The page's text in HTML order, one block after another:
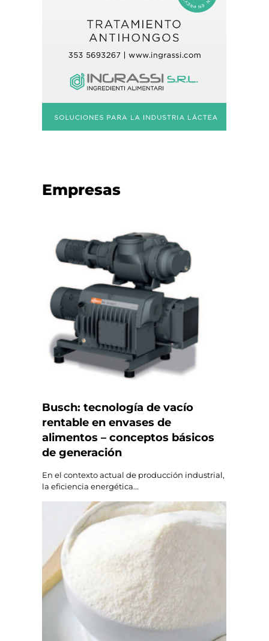
Empresas
Busch: tecnología de vacío
rentable en envases de
alimentos – conceptos básicos
de generación
En el contexto actual de producción industrial,
la eficiencia energética...